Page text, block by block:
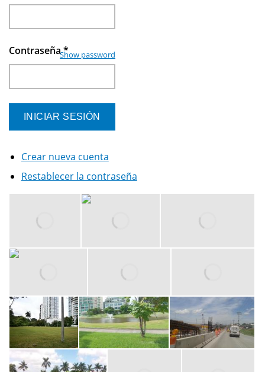
Contraseña*
Show password
Crear nueva cuenta
Restablecer la contraseña